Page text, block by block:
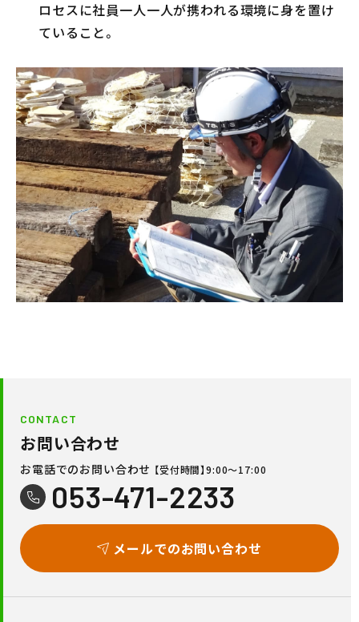
ロセスに社員一人一人が携われる環境に身を置け
ていること。
CONTACT
お問い合わせ
お電話でのお問い合わせ 【受付時間】9:00〜17:00
053-471-2233
メールでのお問い合わせ